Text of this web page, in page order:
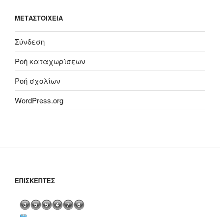
ΜΕΤΑΣΤΟΙΧΕΊΑ
Σύνδεση
Ροή καταχωρίσεων
Ροή σχολίων
WordPress.org
ΕΠΙΣΚΈΠΤΕΣ